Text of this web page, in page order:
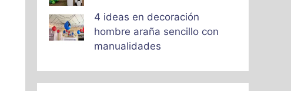
4 ideas en decoración
hombre araña sencillo con
manualidades